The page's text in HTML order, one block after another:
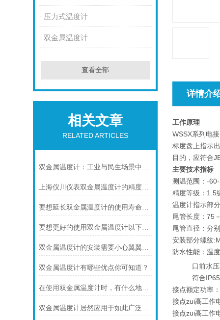
压力式温度计
双金属温度计
查看全部
相关文章
RELATED ARTICLES
双金属温度计：工业与民生场景中的实用测温利器
上海仪川仪表双金属温度计的精度等级是如何划分的
要想延长双金属温度计的使用寿命可少不了以下步骤
要想更好的使用双金属温度计以下几点不可少
双金属温度计的安装需要小心翼翼的！
双金属温度计有哪些优点你可知道？
在使用双金属温度计时，有什么地方需要注意的呢？
双金属温度计居然应用于如此广泛的领域
详情介
工作原理
WSSX系列电
标度盘上指示
目的，应符合
主要技术指标
测温范围：-
精度等级：1.5
温度计指示部
尾管长度：75
尾管直径：分
安装部分螺纹
防水性能：温
口前水压不
符合IP65
接点额定功率
接点zui高工作
接点zui高工作